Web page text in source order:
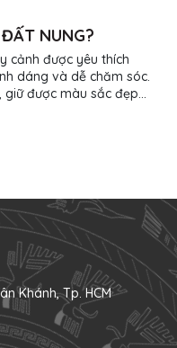
NUNG?
cảnh được yêu thích
dáng và dễ chăm sóc.
giữ được màu sắc đẹp
đất nung luôn là lựa
Khánh, Tp. HCM